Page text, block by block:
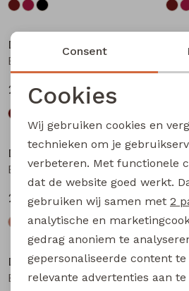
D-zine
24,99
D-
D-zine
Babse W20238 meisjes sweatshirt Kit
24,99
D-
D-zine
Babse W20238 meisjes sweatshirt Cyclaam
D-
Noodzakelijke cookies
Analytische cookies
Marketing cookies
Consent
Cookies
Wij gebruiken cookies en
technieken om je
verbeteren. Met functionele
dat de website goed werkt.
gebruiken wij samen met 2
analytische en
gedrag anoniem te
gepersonaliseerde content
relevante advertenties aan